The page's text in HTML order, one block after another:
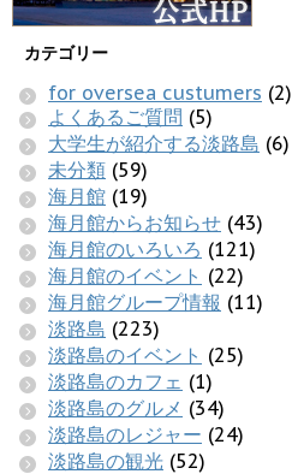
カテゴリー
for oversea custumers (2)
よくあるご質問 (5)
大学生が紹介する淡路島 (6)
未分類 (59)
海月館 (19)
海月館からお知らせ (43)
海月館のいろいろ (121)
海月館のイベント (22)
海月館グループ情報 (11)
淡路島 (223)
淡路島のイベント (25)
淡路島のカフェ (1)
淡路島のグルメ (34)
淡路島のレジャー (24)
淡路島の観光 (52)